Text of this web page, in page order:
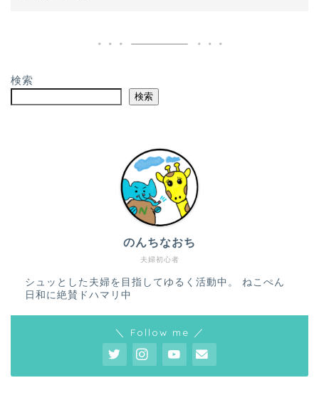
検索
検索
夫婦初心者
のんちなおち
シュッとした夫婦を目指してゆるく活動中。 ねこぺん
日和に絶賛ドハマリ中
＼ Follow me ／